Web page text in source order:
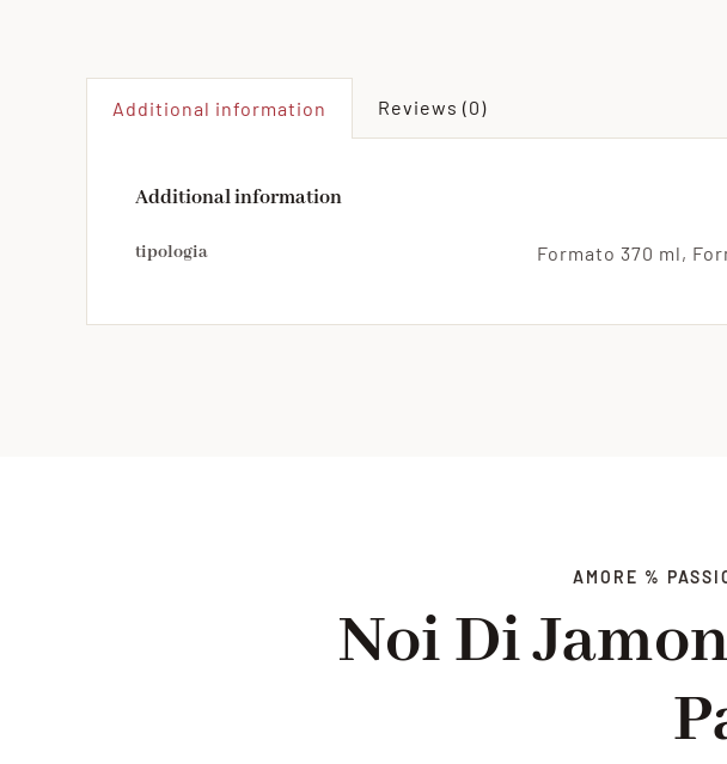
Additional information Reviews (0)
Additional information
tipologia Formato 370 ml,
AMORE %
Noi Di